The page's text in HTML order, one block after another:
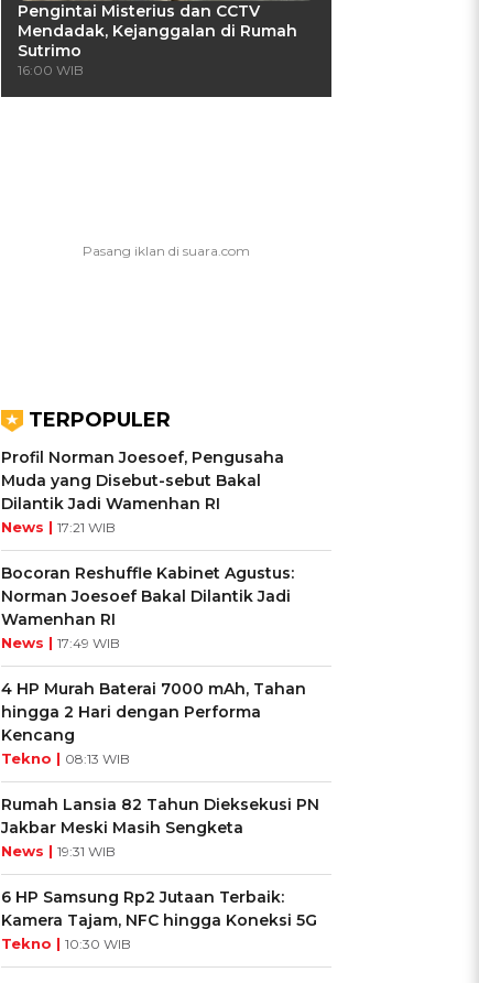
Pengintai Misterius dan CCTV
Mendadak, Kejanggalan di Rumah
Sutrimo
16:00 WIB
TERPOPULER
Profil Norman Joesoef, Pengusaha
Muda yang Disebut-sebut Bakal
Dilantik Jadi Wamenhan RI
News | 17:21 WIB
Bocoran Reshuffle Kabinet Agustus:
Norman Joesoef Bakal Dilantik Jadi
Wamenhan RI
News | 17:49 WIB
4 HP Murah Baterai 7000 mAh, Tahan
hingga 2 Hari dengan Performa
Kencang
Tekno | 08:13 WIB
Rumah Lansia 82 Tahun Dieksekusi PN
Jakbar Meski Masih Sengketa
News | 19:31 WIB
6 HP Samsung Rp2 Jutaan Terbaik:
Kamera Tajam, NFC hingga Koneksi 5G
Tekno | 10:30 WIB